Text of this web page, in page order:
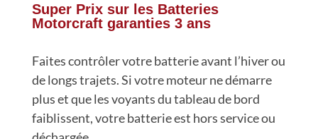
Autres prestations et Tarifs
Nous trouver
Super Prix sur les Batteries
Motorcraft garanties 3 ans
Faites contrôler votre batterie avant l’hiver ou
de longs trajets. Si votre moteur ne démarre
plus et que les voyants du tableau de bord
faiblissent, votre batterie est hors service ou